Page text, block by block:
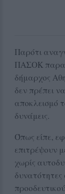
Παρότι
ΠΑΣΟΚ
δήμαρχος
δεν πρέπει
αποκλεισμό
δυνάμεις.
Όπως είπε,
επιτρέψουν
χωρίς